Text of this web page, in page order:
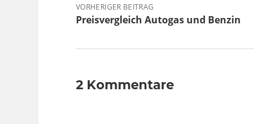
VORHERIGER BEITRAG
Preisvergleich Autogas und Benzin
2 Kommentare